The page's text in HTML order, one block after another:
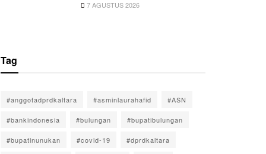
7 AGUSTUS 2026
Tag
#anggotadprdkaltara #asminlaurahafid #ASN
#bankindonesia #bulungan #bupatibulungan
#bupatinunukan #covid-19 #dprdkaltara